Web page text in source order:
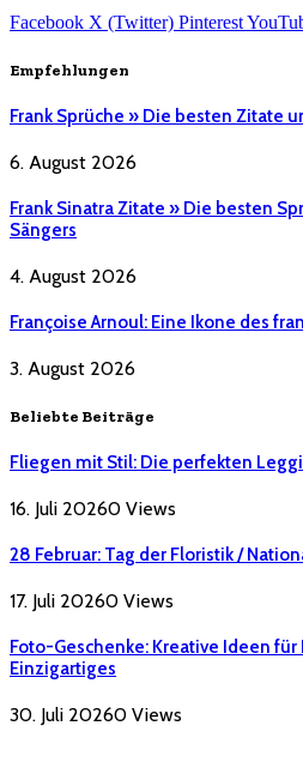
Facebook X (Twitter) Pinterest
Empfehlungen
Frank Sprüche » Die besten Zitate
6. August 2026
Frank Sinatra Zitate » Die besten
Sängers
4. August 2026
Françoise Arnoul: Eine Ikone des
3. August 2026
Beliebte Beiträge
Fliegen mit Stil: Die perfekten
16. Juli 20260 Views
28 Februar: Tag der Floristik /
17. Juli 20260 Views
Foto-Geschenke: Kreative Ideen für
Einzigartiges
30. Juli 20260 Views